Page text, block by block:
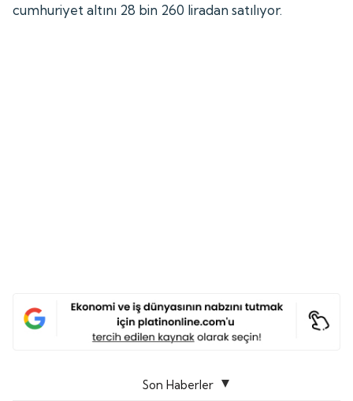
cumhuriyet altını 28 bin 260 liradan satılıyor.
Son Haberler